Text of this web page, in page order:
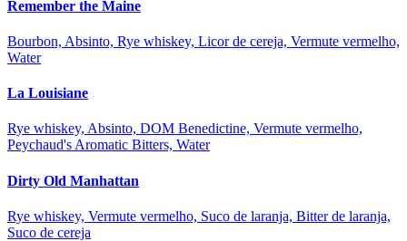
Remember the Maine
Bourbon, Absinto, Rye whiskey, Licor de cereja, Vermute vermelho,
Water
La Louisiane
Rye whiskey, Absinto, DOM Benedictine, Vermute vermelho,
Peychaud's Aromatic Bitters, Water
Dirty Old Manhattan
Rye whiskey, Vermute vermelho, Suco de laranja, Bitter de laranja,
Suco de cereja